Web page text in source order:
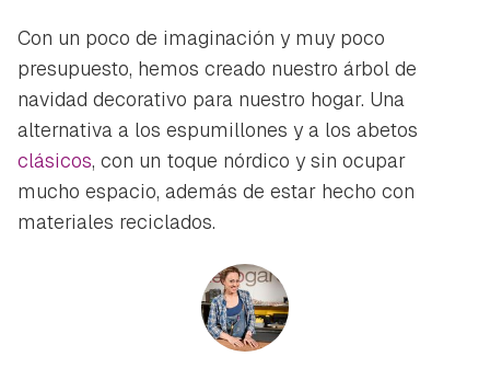
Con un poco de imaginación y muy poco
presupuesto, hemos creado nuestro árbol de
navidad decorativo para nuestro hogar. Una
alternativa a los espumillones y a los abetos
clásicos, con un toque nórdico y sin ocupar
mucho espacio, además de estar hecho con
materiales reciclados.